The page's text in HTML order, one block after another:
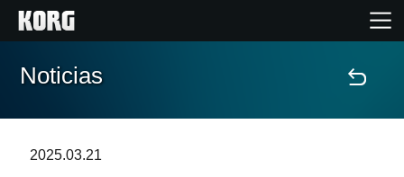
Inicio
Noticias
2025.03.21